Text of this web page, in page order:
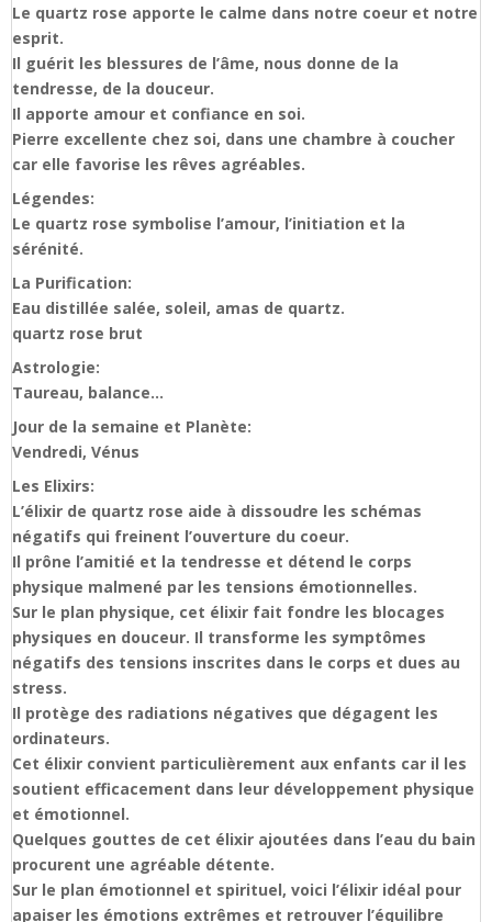
Le quartz rose apporte le calme dans notre coeur et notre
esprit.
Il guérit les blessures de l’âme, nous donne de la
tendresse, de la douceur.
Il apporte amour et confiance en soi.
Pierre excellente chez soi, dans une chambre à coucher
car elle favorise les rêves agréables.
Légendes:
Le quartz rose symbolise l’amour, l’initiation et la
sérénité.
La Purification:
Eau distillée salée, soleil, amas de quartz.
quartz rose brut
Astrologie:
Taureau, balance…
Jour de la semaine et Planète:
Vendredi, Vénus
Les Elixirs:
L’élixir de quartz rose aide à dissoudre les schémas
négatifs qui freinent l’ouverture du coeur.
Il prône l’amitié et la tendresse et détend le corps
physique malmené par les tensions émotionnelles.
Sur le plan physique, cet élixir fait fondre les blocages
physiques en douceur. Il transforme les symptômes
négatifs des tensions inscrites dans le corps et dues au
stress.
Il protège des radiations négatives que dégagent les
ordinateurs.
Cet élixir convient particulièrement aux enfants car il les
soutient efficacement dans leur développement physique
et émotionnel.
Quelques gouttes de cet élixir ajoutées dans l’eau du bain
procurent une agréable détente.
Sur le plan émotionnel et spirituel, voici l’élixir idéal pour
apaiser les émotions extrêmes et retrouver l’équilibre